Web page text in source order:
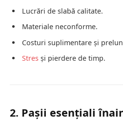
Lucrări de slabă calitate.
Materiale neconforme.
Costuri suplimentare și
Stres și pierdere de timp.
2. Pașii esențiali